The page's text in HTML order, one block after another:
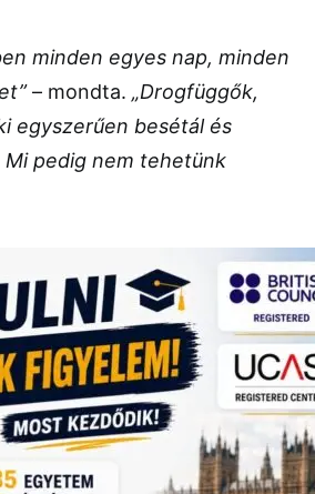
minden egyes nap, minden
– mondta. „Drogfüggők,
egyszerűen besétál és
Mi pedig nem tehetünk